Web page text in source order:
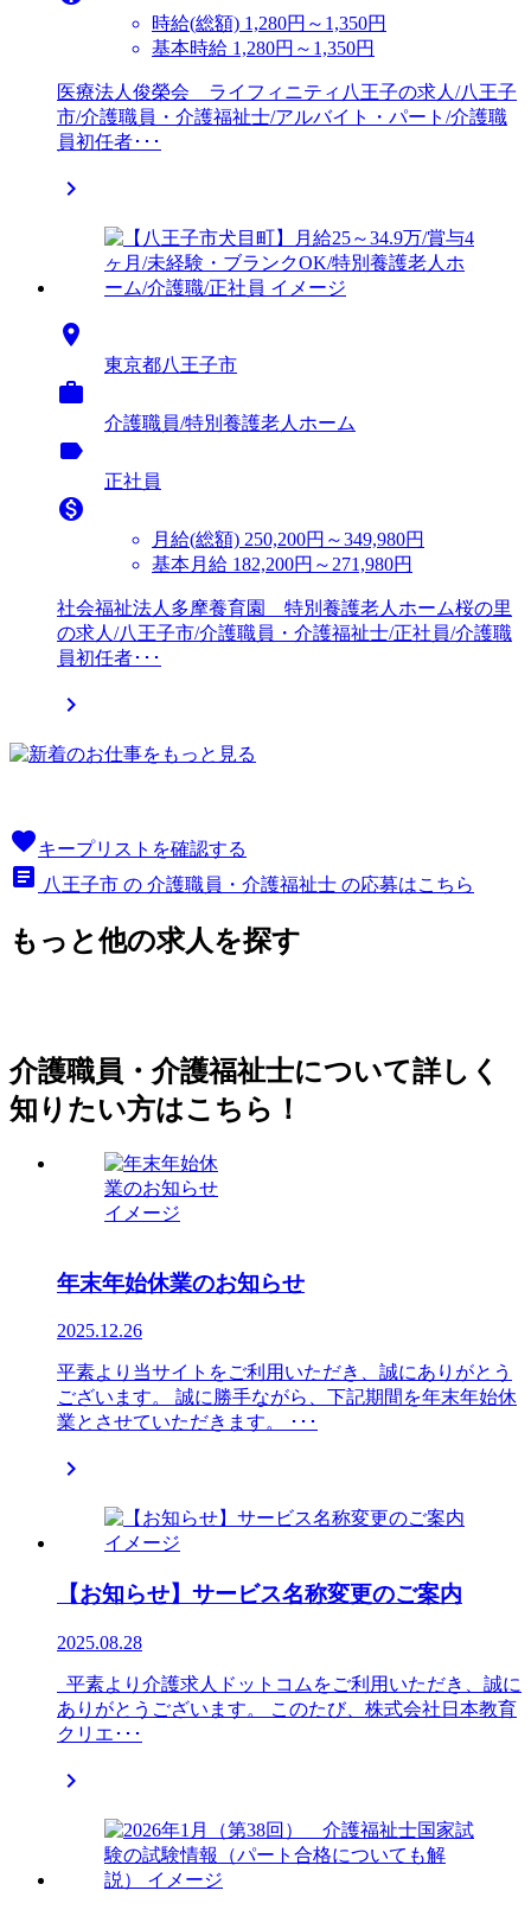
時給(総額) 1,280円～1,350円
基本時給 1,280円～1,350円
医療法人俊榮会 ライフィニティ八王子の求人/八王子
市/介護職員・介護福祉士/アルバイト・パート/介護職
員初任者･･･


東京都八王子市

介護職員/特別養護老人ホーム
label
正社員

月給(総額) 250,200円～349,980円
基本月給 182,200円～271,980円
社会福祉法人多摩養育園 特別養護老人ホーム桜の里
の求人/八王子市/介護職員・介護福祉士/正社員/介護職
員初任者･･･

favoriteキープリストを確認する
article 八王子市 の 介護職員・介護福祉士 の応募はこちら
もっと他の求人を探す
介護職員・介護福祉士について詳しく
知りたい方はこちら！
年末年始休業のお知らせ
2025.12.26
平素より当サイトをご利用いただき、誠にありがとう
ございます。 誠に勝手ながら、下記期間を年末年始休
業とさせていただきます。 ･･･

【お知らせ】サービス名称変更のご案内
2025.08.28
平素より介護求人ドットコムをご利用いただき、誠に
ありがとうございます。 このたび、株式会社日本教育
クリエ･･･
